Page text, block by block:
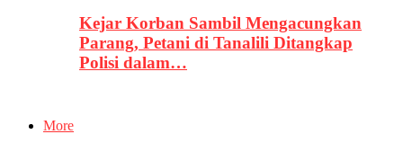
Kejar Korban Sambil Mengacungkan
Parang, Petani di Tanalili Ditangkap
Polisi dalam…
More